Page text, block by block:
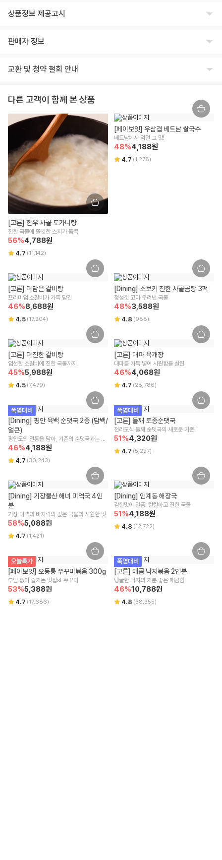
상품정보 제공고시
상세페이지 하단 참고
생산자 및 소재지(수입품의 경우 생산자, 수입자 및 제조국)
제조연월일, 유통기한 또는 소비기한
포장단위별 용량(중량), 수량
원재료명 및 함량(농수산물의 원산지 표시에 관한 법률에 따른 원산지 표시 포
함)
상세페이지 하단 참고
영양성분(식품위생법에 따른 영양성분 표시대상 식품에 한함)
상세페이지 하단 참고
유전자변형식품에 해당하는 경우의 표시
해당사항 없음
영유아식 또는 체중조절식품 등에 해당하는 경우 표시광고사전심의필 유무 및
해당사항 없음
수입식품에 해당하는 경우 "식품위생법에 따른 수입신고를 필함"의 문구
해당사항 없음
윙잇 고객센터 : 1599-3108
알레르기 유발물질 표시
상세페이지 하단 참고
판매자 정보
주식회사 윙잇
임승진
사업자등록번호
542-86-00304
본점 주소
(08378) 서울 구로구 디지털로 306 대륭포스트타워2차, 712호
통신판매업신고
2018-서울강남-03300
유통전문판매업 주소
서울특별시 강남구 테헤란로 423, 9층 9493호
전화번호
1599-3108
택배사
CJ대한통운
교환 및 청약 철회 안내
상품이 표시 광고 내용과 다를 경우, 받으신 날부터 3개월 이내 교환/환불
을 요청하실 수 있습니다.
상품 불량/하자 등이 있을 경우, 문제를 확인할 수 있는 사진 촬영 후 고객
센터로 문의 부탁드립니다.
수령 즉시 확인할 수 있는 문제(누락/파손/냉해 등)은 상품 수령일로부터 7
일 이내 문의 시 도움을 드릴 수 있습니다.
교환/반품 불가 안내
신선/냉장/냉동식품은 단순 변심/주문 착오로 인한 교환/반품 신청이 어렵
습니다.
상품 수령한 날로부터 7일 경과할 경우 단순 변심으로 인한 교환/반품 신
잘못된 보관 방법이나 고객님의 부주의 등으로 인한 오염, 파손, 변질된 경
우 교환/반품 신청이 어렵습니다.
고객님의 사용 또는 일부 소비에 의해 상품의 가치가 훼손된 경우 교환/반
품 신청이 어렵습니다.
고객님이 상품 포장을 개봉하여 사용 또는 설치 완료되어 상품의 가치가
훼손된 경우 (단, 내용 확인을 위한 포장 개봉은 예외) 교환/반품 신청이 어
시간 경과에 따라 상품 등의 가치가 현저히 감소하여 재판매가 불가능한
경우 교환/반품 신청이 어렵습니다.
구매한 상품의 구성품이 누락된 경우(세트 상품,초특가상품
환/반품은 신청이 어렵습니다.
기타, 상품의 교환, 상품 결함 등의 보상은 소비자분쟁해결기준(공정거래
위원회 고시)에 의해 안내를 드립니다.
교환/반품 방법 안내
리빙/실온 상품에 한 해 받으신 날부터 7일 이내 교환/반품이 가능하며, 윙
잇 또는 위수탁 업체에 문의가 필요합니다.
부담입니다.
단, 회수된 상품 상태에 따라 교환/반품 가능 여부가 달라질 수 있는 점 양
해 부탁드립니다.
구매 시 선택한 옵션과 수량 또는 프로모션 적용 여부에 따라 교환/반품 배
송비가 변경될 수 있습니다.
교환/반품(왕복) 배송비 : 8,000원
제주/도서산간 지역은 추가 운임이 발생할 수 있습니다.
주문/결제 취소 안내
주문 취소
주문 상태와 주문 마감 시간에 따라 취소 가능 여부가 달라지며, [배송준비
중] 상태에서는 상품 포장 및 출고 작업이 진행 중이므로 취소가 어려운 점
양해 부탁드립니다.
주문 후 부분 취소/옵션/수량 변경은 어려우며 전체 취소 후 재주문이 필요
합니다.
결제 승인 취소 시 주문 금액으로 환불이 진행되며, 3영업일 내 결제사에
반영됩니다.
사용하신 적립금과 쿠폰의 복원은 적용된 혜택 조건에 따라 상이할 수 있
습니다.
환불은 결제사 정책에 따르며, 자세한 환불 사항은 결제사에 문의 부탁드
립니다.
다른 고객이 함께 본 상품
[고른] 한우 사골 도가니탕
진한 국물에 쫄깃한 스지가 듬뿍
56%4,788원
4.7 (11,142)
[페이보잇] 우삼겹 베트남 쌀국수
베트남에서 먹던 그 맛!
48%4,188원
4.7 (1,278)
[고른] 더담은 갈비탕
프리미엄 소갈비가 가득 담긴
46%8,688원
4.5 (17,204)
[Dining] 소보키 진한 사골곰탕 3팩
정성껏 고아 우려낸 국물
48%3,588원
4.8 (988)
[고른] 더진한 갈비탕
엄선한 소갈비에 진한 국물까지
45%5,988원
4.5 (7,479)
[고른] 대파 육개장
대파를 가득 넣어 시원함을 살린
46%4,068원
4.7 (28,786)
폭염대비
[Dining] 평안 육백 순댓국 2종 (담백/
얼큰)
평안도의 전통을 담아, 기존의 순댓국과는 비
교 불가!
46%4,188원
4.7 (30,243)
폭염대비
[고른] 들깨 토종순댓국
전라도식 들깨 순댓국의 새로운 기준!
51%4,320원
4.7 (5,227)
[Dining] 기장물산 해녀 미역국 4인
분
기장 미역과 바지락의 깊은 국물과 시원한 맛
58%5,088원
4.7 (1,421)
[Dining] 인계동 해장국
감칠맛이 일품! 칼칼하고 진한 국물
51%4,188원
4.8 (12,722)
오늘특가
[페이보잇] 오동통 쭈꾸미볶음 300g
부담 없이 즐기는 맛집st 쭈꾸미
53%5,388원
4.7 (17,686)
폭염대비
[고른] 매콤 낙지볶음 2인분
탱글한 낙지와 기분 좋은 매콤함
46%10,788원
4.8 (38,355)